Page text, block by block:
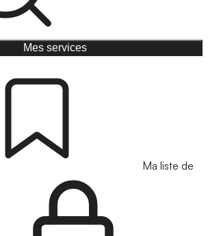
Mes services
Ma liste de